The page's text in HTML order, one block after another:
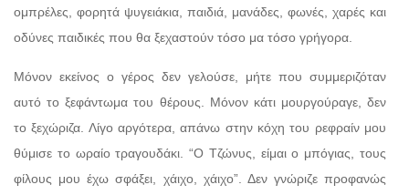
ομπρέλες, φορητά ψυγειάκια, παιδιά, μανάδες, φωνές, χαρές και
οδύνες παιδικές που θα ξεχαστούν τόσο μα τόσο γρήγορα.
Μόνον εκείνος ο γέρος δεν γελούσε, μήτε που συμμεριζόταν
αυτό το ξεφάντωμα του θέρους. Μόνον κάτι μουργούραγε, δεν
το ξεχώριζα. Λίγο αργότερα, απάνω στην κόχη του ρεφραίν μου
θύμισε το ωραίο τραγουδάκι. “Ο Τζώνυς, είμαι ο μπόγιας, τους
φίλους μου έχω σφάξει, χάιχο, χάιχο”. Δεν γνώριζε προφανώς